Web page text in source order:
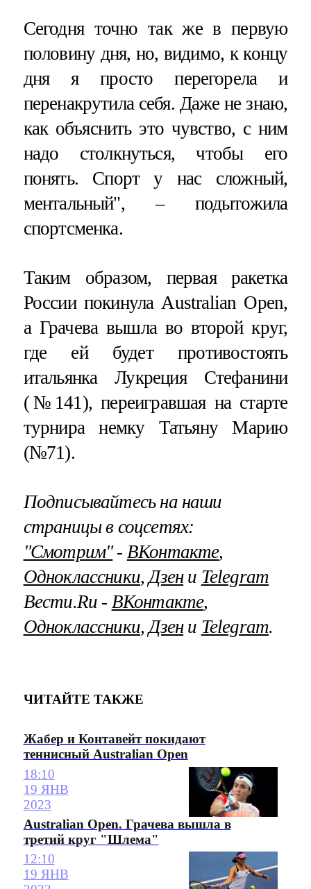
Сегодня точно так же в первую
половину дня, но, видимо, к концу
дня я просто перегорела и
перенакрутила себя. Даже не знаю,
как объяснить это чувство, с ним
надо столкнуться, чтобы его
понять. Спорт у нас сложный,
ментальный", – подытожила
спортсменка.
Таким образом, первая ракетка
России покинула Australian Open,
а Грачева вышла во второй круг,
где ей будет противостоять
итальянка Лукреция Стефанини
(№141), переигравшая на старте
турнира немку Татьяну Марию
(№71).
Подписывайтесь на наши
страницы в соцсетях:
"Смотрим"‐ ВКонтакте,
Одноклассники,Дзени Telegram
Вести.Ru ‐ ВКонтакте,
Одноклассники,Дзени Telegram.
ЧИТАЙТЕ ТАКЖЕ
Жабер и Контавейт покидают
теннисный Australian Open
18:10
19 ЯНВ
2023
Australian Open. Грачева вышла в
третий круг "Шлема"
12:10
19 ЯНВ